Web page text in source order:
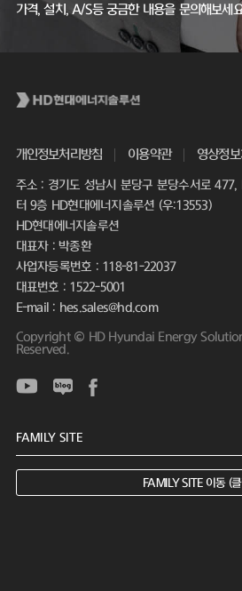
가격, 설치, A/S등 궁금한 내용을 문의해보세
개인정보처리방침 이용약관 영상정
주소 : 경기도 성남시 분당구 분당수서로
터 9층 HD현대에너지솔루션 (우:13553)
HD현대에너지솔루션
대표자 : 박종환
사업자등록번호 : 118-81-22037
대표번호 : 1522-5001
E-mail : hes.sales@hd.com
Copyright © HD Hyundai Energy
Reserved.
FAMILY SITE 이동 (